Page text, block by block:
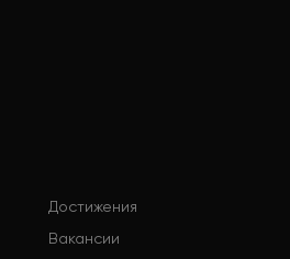
Достижения
Вакансии